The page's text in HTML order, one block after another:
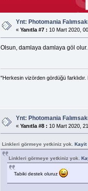
Ynt: Photomania
« Yanıtla #7 : 10 Mart 2020,
Olsun, damlaya damlaya göl
"Herkesin vizörden gördüğü
Ynt: Photomania
« Yanıtla #8 : 10 Mart 2020,
Linkleri görmeye yetkiniz yok. Kayit
Linkleri görmeye yetkiniz yok.
Tabiki destek oluruz